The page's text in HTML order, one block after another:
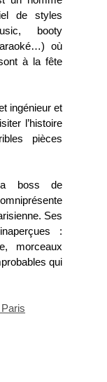
de styles
booty
où
à la fête
ingénieur et
l’histoire
pièces
boss de
Ses
:
morceaux
qui